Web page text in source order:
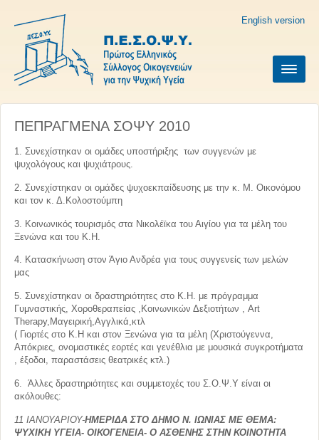
English version
ΠΕΠΡΑΓΜΕΝΑ ΣΟΨΥ 2010
1. Συνεχίστηκαν οι ομάδες υποστήριξης των συγγενών με
ψυχολόγους και ψυχιάτρους.
2. Συνεχίστηκαν οι ομάδες ψυχοεκπαίδευσης με την κ. Μ. Οικονόμου
και τον κ. Δ.Κολοστούμπη
3. Κοινωνικός τουρισμός στα Νικολέϊκα του Αιγίου για τα μέλη του
Ξενώνα και του Κ.Η.
4. Kατασκήνωση στον Άγιο Ανδρέα για τους συγγενείς των μελών
μας
5. Συνεχίστηκαν οι δραστηριότητες στο Κ.Η. με πρόγραμμα
Γυμναστικής, Χοροθεραπείας ,Κοινωνικών Δεξιοτήτων , Art
Therapy,Μαγειρική,Αγγλικά,κτλ
( Γιορτές στο Κ.Η και στον Ξενώνα για τα μέλη (Χριστούγεννα,
Απόκριες, ονομαστικές εορτές και γενέθλια με μουσικά συγκροτήματα
, έξοδοι, παραστάσεις θεατρικές κτλ.)
6. Άλλες δραστηριότητες και συμμετοχές του Σ.Ο.Ψ.Υ είναι οι
ακόλουθες:
11 ΙΑΝΟΥΑΡΙΟΥ-ΗΜΕΡΙΔΑ ΣΤΟ ΔΗΜΟ Ν. ΙΩΝΙΑΣ ΜΕ ΘΕΜΑ:
ΨΥΧΙΚΗ ΥΓΕΙΑ- ΟΙΚΟΓΕΝΕΙΑ- Ο ΑΣΘΕΝΗΣ ΣΤΗΝ ΚΟΙΝΟΤΗΤΑ